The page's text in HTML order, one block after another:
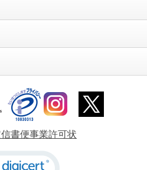
書便事業許可状